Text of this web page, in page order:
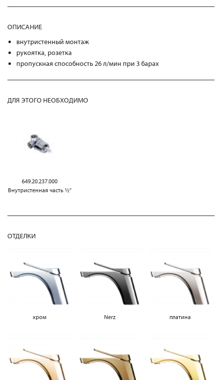
ОПИСАНИЕ
внутристенный монтаж
рукоятка, розетка
пропускная способность 26 л/мин при 3 барах
ДЛЯ ЭТОГО НЕОБХОДИМО
649.20.237.000
Внутристенная часть ½“
ОТДЕЛКИ
хром Nerz платина